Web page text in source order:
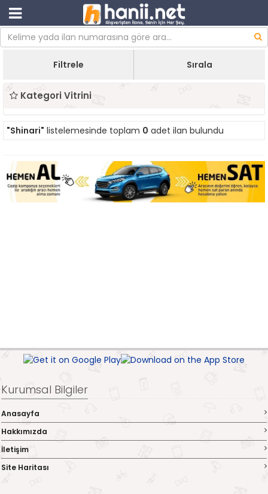
Filtrele Sırala
Kategori Vitrini
"Shinari" listelemesinde toplam 0 adet ilan bulundu
Kurumsal Bilgiler
Anasayfa
Hakkımızda
İletişim
Site Haritası